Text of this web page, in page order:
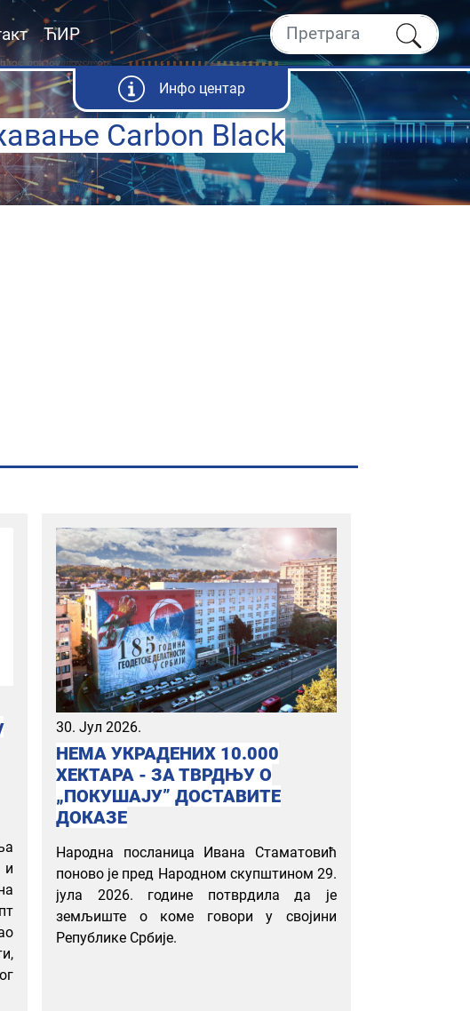
ЋИР
Инфо центар
Carbon Black
и
30. Јул 2026.
НЕМА УКРАДЕНИХ 10.000
ХЕКТАРА - ЗА ТВРДЊУ О
„ПОКУШАЈУ” ДОСТАВИТЕ
ДОКАЗЕ
Народна посланица Ивана Стаматовић
поново је пред Народном скупштином 29.
јула 2026. године потврдила да је
земљиште о коме говори у својини
Републике Србије.